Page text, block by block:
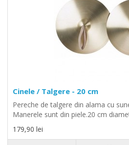
Cinele / Talgere - 20 cm
Pereche de talgere din alama cu
Manerele sunt din piele.20 cm
179,90 lei